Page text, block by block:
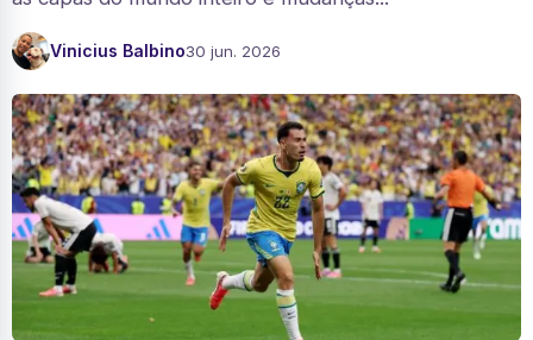
Vinicius Balbino30 jun. 2026